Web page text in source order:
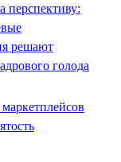
перспективу:
решают
голода